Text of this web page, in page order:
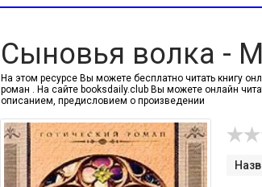
Сыновья волка -
На этом ресурсе Вы можете бесплатно читать книгу
роман . На сайте booksdaily.club Вы можете онлайн
описанием, предисловием о произведении